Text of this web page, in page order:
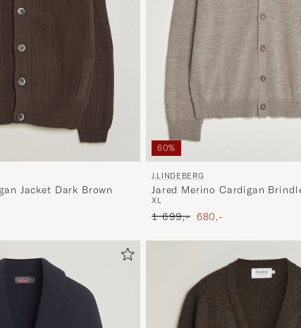
Jacket Dark Brown
60%
J.LINDEBERG
Jared Merino Cardigan
XL
Ordinary pris
1 699,- Nedsat pris
680,-